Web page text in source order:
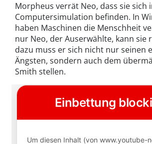
Morpheus verrät Neo, dass sie sich
Computersimulation befinden. In
haben Maschinen die Menschheit
nur Neo, der Auserwählte, kann sie
dazu muss er sich nicht nur seinen
Ängsten, sondern auch dem
Smith stellen.